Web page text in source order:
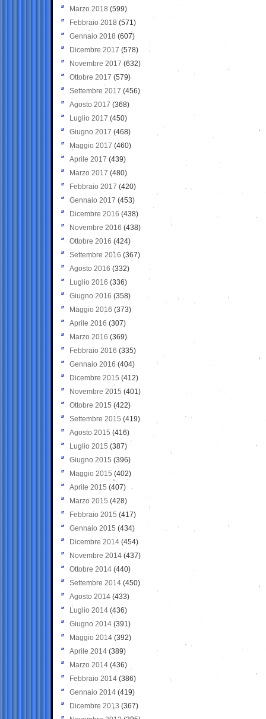
Marzo 2018 (599)
Febbraio 2018 (571)
Gennaio 2018 (607)
Dicembre 2017 (578)
Novembre 2017 (632)
Ottobre 2017 (579)
Settembre 2017 (456)
Agosto 2017 (368)
Luglio 2017 (450)
Giugno 2017 (468)
Maggio 2017 (460)
Aprile 2017 (439)
Marzo 2017 (480)
Febbraio 2017 (420)
Gennaio 2017 (453)
Dicembre 2016 (438)
Novembre 2016 (438)
Ottobre 2016 (424)
Settembre 2016 (367)
Agosto 2016 (332)
Luglio 2016 (336)
Giugno 2016 (358)
Maggio 2016 (373)
Aprile 2016 (307)
Marzo 2016 (369)
Febbraio 2016 (335)
Gennaio 2016 (404)
Dicembre 2015 (412)
Novembre 2015 (401)
Ottobre 2015 (422)
Settembre 2015 (419)
Agosto 2015 (416)
Luglio 2015 (387)
Giugno 2015 (396)
Maggio 2015 (402)
Aprile 2015 (407)
Marzo 2015 (428)
Febbraio 2015 (417)
Gennaio 2015 (434)
Dicembre 2014 (454)
Novembre 2014 (437)
Ottobre 2014 (440)
Settembre 2014 (450)
Agosto 2014 (433)
Luglio 2014 (436)
Giugno 2014 (391)
Maggio 2014 (392)
Aprile 2014 (389)
Marzo 2014 (436)
Febbraio 2014 (386)
Gennaio 2014 (419)
Dicembre 2013 (367)